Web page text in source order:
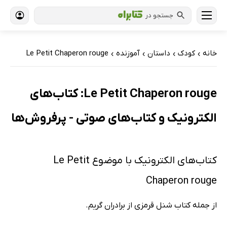
جستجو در
خانه › کودک › داستان › آموزنده ›
Le Petit Chaperon rouge
Le Petit Chaperon rouge: کتاب‌های
الکترونیک و کتاب‌های صوتی - پرفروش‌ها
کتاب‌های الکترونیک با موضوع Le Petit
Chaperon rouge
از جمله کتاب شنل قرمزی از برادران گریم.